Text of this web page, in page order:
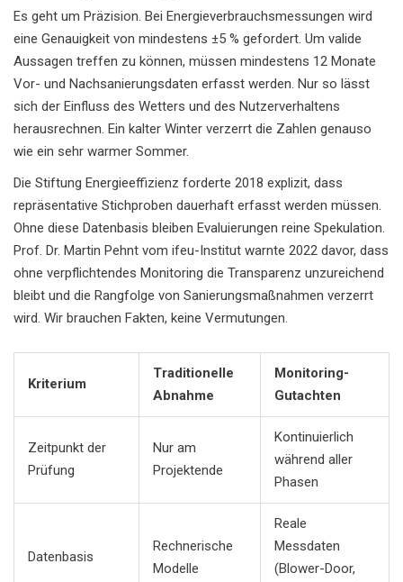
Es geht um Präzision. Bei Energieverbrauchsmessungen wird
eine Genauigkeit von mindestens ±5 % gefordert. Um valide
Aussagen treffen zu können, müssen mindestens 12 Monate
Vor- und Nachsanierungsdaten erfasst werden. Nur so lässt
sich der Einfluss des Wetters und des Nutzerverhaltens
herausrechnen. Ein kalter Winter verzerrt die Zahlen genauso
wie ein sehr warmer Sommer.
Die Stiftung Energieeffizienz forderte 2018 explizit, dass
repräsentative Stichproben dauerhaft erfasst werden müssen.
Ohne diese Datenbasis bleiben Evaluierungen reine Spekulation.
Prof. Dr. Martin Pehnt vom ifeu-Institut warnte 2022 davor, dass
ohne verpflichtendes Monitoring die Transparenz unzureichend
bleibt und die Rangfolge von Sanierungsmaßnahmen verzerrt
wird. Wir brauchen Fakten, keine Vermutungen.
Kriterium
Traditionelle
Abnahme
Monitoring-
Gutachten
Zeitpunkt der
Prüfung
Nur am
Projektende
Kontinuierlich
während aller
Phasen
Datenbasis
Rechnerische
Modelle
Reale
Messdaten
(Blower-Door,